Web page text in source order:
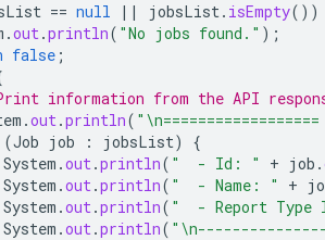
== null || jobsList. isEmpty())
.out.println( "No jobs found." );
false ;
information from the API
.out.println(
(Job job : jobsList)
{
System .out.println( "  - Id: " + job .
System .out.println( "  - Name: " +
System .out.println( "  - Report
System .out.println(